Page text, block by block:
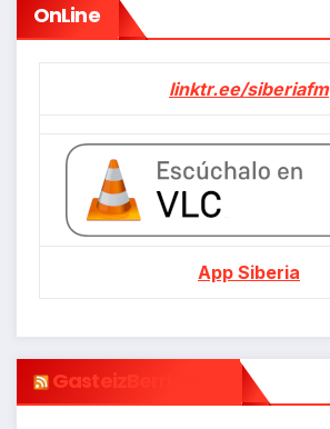
OnLine
linktr.ee/siberiafm
App Siberia
GasteizBerri.com